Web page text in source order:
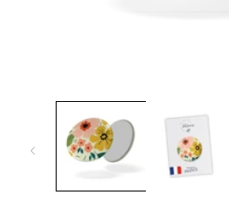
fenêtre
modale